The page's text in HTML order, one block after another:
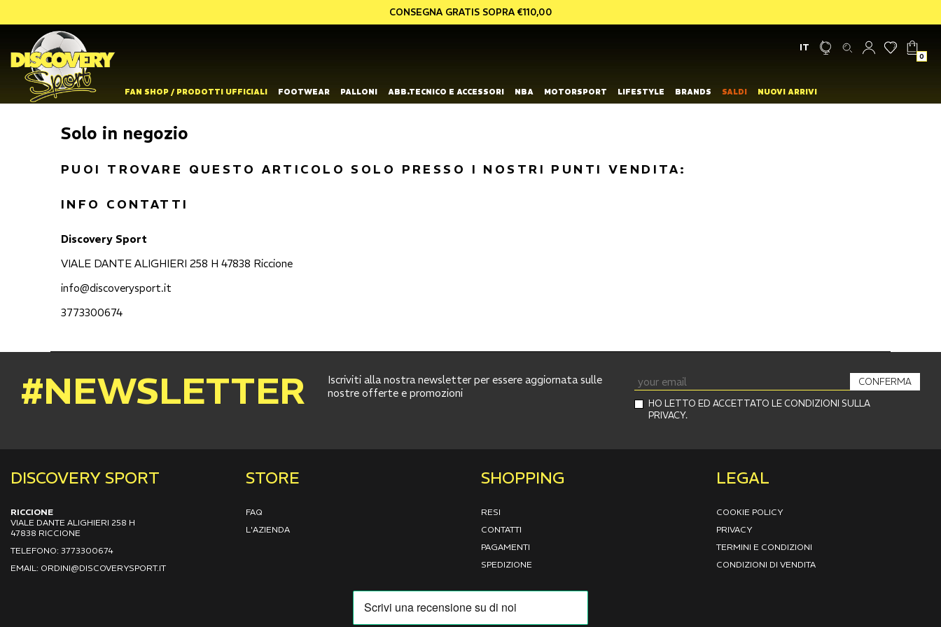
CONSEGNA GRATIS SOPRA €110,00
IT
0
FOOTWEAR PALLONI ABB.TECNICO E ACCESSORI NBA MOTORSPORT LIFESTYLE
FAN SHOP / PRODOTTI UFFICIALI BRANDS SALDI NUOVI ARRIVI
Solo in negozio
PUOI TROVARE QUESTO ARTICOLO SOLO PRESSO I NOSTRI PUNTI VENDITA:
INFO CONTATTI
Discovery Sport
VIALE DANTE ALIGHIERI 258 H 47838 Riccione
info@discoverysport.it
3773300674
#NEWSLETTER
Iscriviti alla nostra newsletter per essere aggiornata sulle
nostre offerte e promozioni
HO LETTO ED ACCETTATO LE CONDIZIONI SULLA
PRIVACY.
CONFERMA
DISCOVERY SPORT
RICCIONE
VIALE DANTE ALIGHIERI 258 H
47838 RICCIONE
TELEFONO: 3773300674
EMAIL: ORDINI@DISCOVERYSPORT.IT
STORE
FAQ
L'AZIENDA
SHOPPING
RESI
CONTATTI
PAGAMENTI
SPEDIZIONE
LEGAL
COOKIE POLICY
PRIVACY
TERMINI E CONDIZIONI
CONDIZIONI DI VENDITA